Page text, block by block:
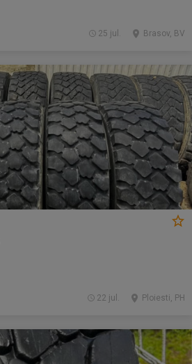
Brasov, BV
25 jul.
Ploiesti, PH
22 jul.